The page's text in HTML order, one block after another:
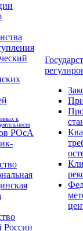
к
РОсА
России